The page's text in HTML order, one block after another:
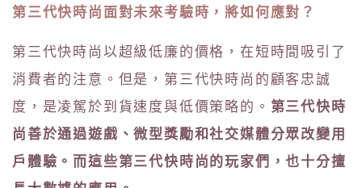
第三代快時尚面對未來考驗時，將如何應對？
第三代快時尚以超級低廉的價格，在短時間吸引了
消費者的注意。但是，第三代快時尚的顧客忠誠
度，是凌駕於到貨速度與低價策略的。 第三代快時
尚善於通過遊戲、微型獎勵和社交媒體分眾改變用
戶體驗。而這些第三代快時尚的玩家們，也十分擅